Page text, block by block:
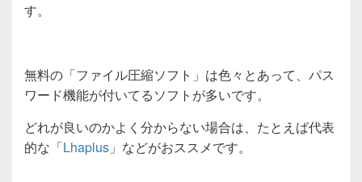
す。
無料の「ファイル圧縮ソフト」は色々とあって、パス
ワード機能が付いてるソフトが多いです。
どれが良いのかよく分からない場合は、たとえば代表
的な「Lhaplus 」などがおススメです。